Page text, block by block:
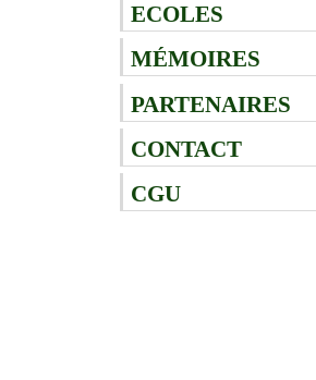
ECOLES
MÉMOIRES
PARTENAIRES
CONTACT
CGU